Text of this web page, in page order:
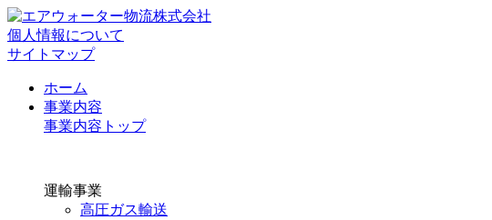
個人情報について
サイトマップ
ホーム
事業内容
事業内容トップ
運輸事業
高圧ガス輸送